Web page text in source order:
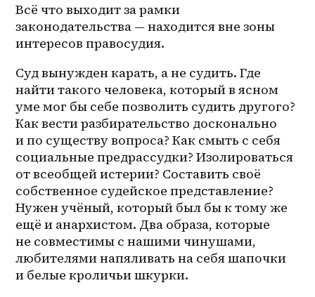
Всё что выходит за рамки
законодательства — находится вне зоны
интересов правосудия.
Суд вынужден карать, а не судить. Где
найти такого человека, который в ясном
уме мог бы себе позволить судить другого?
Как вести разбирательство досконально
и по существу вопроса? Как смыть с себя
социальные предрассудки? Изолироваться
от всеобщей истерии? Составить своё
собственное судейское представление?
Нужен учёный, который был бы к тому же
ещё и анархистом. Два образа, которые
не совместимы с нашими чинушами,
любителями напяливать на себя шапочки
и белые кроличьи шкурки.